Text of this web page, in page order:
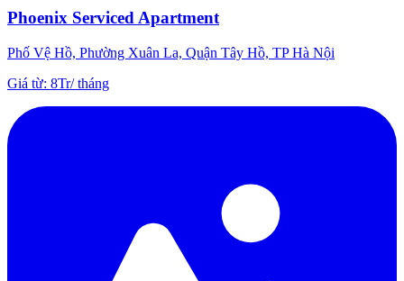
Phoenix Serviced Apartment
Phố Vệ Hồ, Phường Xuân La, Quận Tây Hồ, TP Hà Nội
Giá từ: 8Tr/tháng